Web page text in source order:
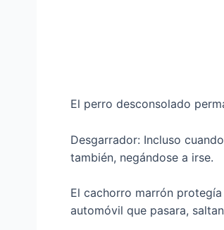
El perro desconsolado
Desgarrador: Incluso
también, negándose a irse.
El cachorro marrón
automóvil que pasara,